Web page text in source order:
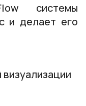
системы
и делает его